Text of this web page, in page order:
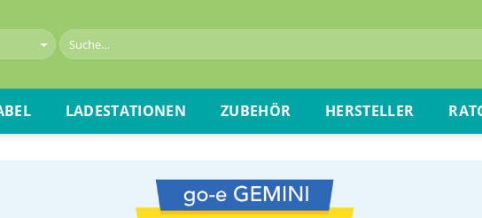
LADESTATIONEN ZUBEHÖR HERSTELLER